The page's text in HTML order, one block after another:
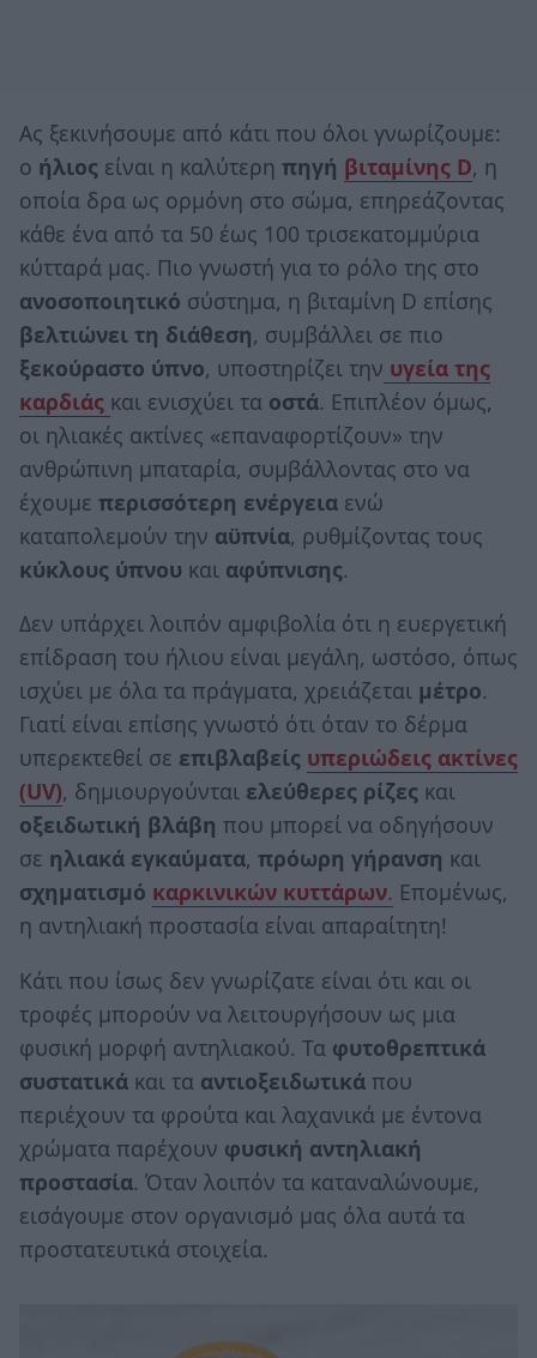
Ας ξεκινήσουμε από κάτι που όλοι γνωρίζουμε:
ο ήλιος είναι η καλύτερη πηγή βιταμίνης D, η
οποία δρα ως ορμόνη στο σώμα, επηρεάζοντας
κάθε ένα από τα 50 έως 100 τρισεκατομμύρια
κύτταρά μας. Πιο γνωστή για το ρόλο της στο
ανοσοποιητικό σύστημα, η βιταμίνη D επίσης
βελτιώνει τη διάθεση, συμβάλλει σε πιο
ξεκούραστο ύπνο, υποστηρίζει την υγεία της
καρδιάς και ενισχύει τα οστά. Επιπλέον όμως,
οι ηλιακές ακτίνες «επαναφορτίζουν» την
ανθρώπινη μπαταρία, συμβάλλοντας στο να
έχουμε περισσότερη ενέργεια ενώ
καταπολεμούν την αϋπνία, ρυθμίζοντας τους
κύκλους ύπνου και αφύπνισης.
Δεν υπάρχει λοιπόν αμφιβολία ότι η ευεργετική
επίδραση του ήλιου είναι μεγάλη, ωστόσο, όπως
ισχύει με όλα τα πράγματα, χρειάζεται μέτρο.
Γιατί είναι επίσης γνωστό ότι όταν το δέρμα
υπερεκτεθεί σε επιβλαβείς υπεριώδεις ακτίνες
(UV), δημιουργούνται ελεύθερες ρίζες και
οξειδωτική βλάβη που μπορεί να οδηγήσουν
σε ηλιακά εγκαύματα, πρόωρη γήρανση και
σχηματισμό καρκινικών κυττάρων. Επομένως,
η αντηλιακή προστασία είναι απαραίτητη!
Κάτι που ίσως δεν γνωρίζατε είναι ότι και οι
τροφές μπορούν να λειτουργήσουν ως μια
φυσική μορφή αντηλιακού. Τα φυτοθρεπτικά
συστατικά και τα αντιοξειδωτικά που
περιέχουν τα φρούτα και λαχανικά με έντονα
χρώματα παρέχουν φυσική αντηλιακή
προστασία. Όταν λοιπόν τα καταναλώνουμε,
εισάγουμε στον οργανισμό μας όλα αυτά τα
προστατευτικά στοιχεία.